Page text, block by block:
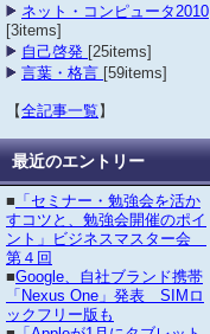
ネット・コンピュータ2010
[3items]
自己啓発 [25items]
言葉・格言 [59items]
【全記事一覧 】
最近のエントリー
■ 「セミナー・勉強会を活か
すコツと、勉強会開催のポイ
ント」ビジネスマスター会
第４回
■Google、自社ブランド携帯
「Nexus One」発表 SIMロ
ックフリー版も